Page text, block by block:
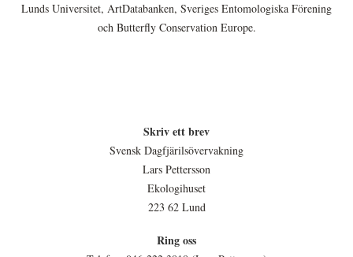
Lunds Universitet, ArtDatabanken, Sveriges Entomologiska Förening
och Butterfly Conservation Europe.
Skriv ett brev
Svensk Dagfjärilsövervakning
Lars Pettersson
Ekologihuset
223 62 Lund
Ring oss